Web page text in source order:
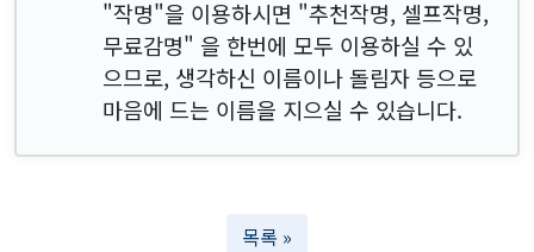
"작명"을 이용하시면 "추천작명, 셀프작명,
무료감명" 을 한번에 모두 이용하실 수 있
으므로, 생각하신 이름이나 돌림자 등으로
마음에 드는 이름을 지으실 수 있습니다.
목록 »